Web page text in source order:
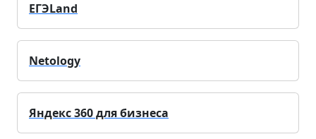
ЕГЭLand
Netology
Яндекс 360 для бизнеса